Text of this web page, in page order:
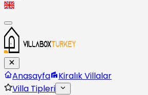
Anasayfa
Kiralık Villalar
Villa Tipleri